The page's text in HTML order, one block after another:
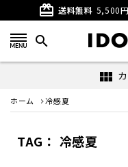
card_giftcard 送料無料 5,500
search
view_module
ホーム 冷感夏
TAG： 冷感夏